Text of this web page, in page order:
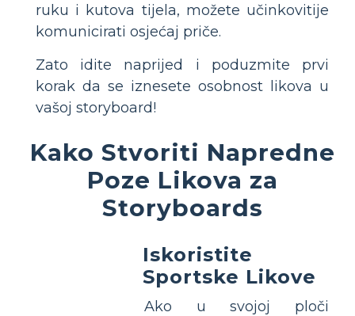
ruku i kutova tijela, možete učinkovitije
komunicirati osjećaj priče.
Zato idite naprijed i poduzmite prvi
korak da se iznesete osobnost likova u
vašoj storyboard!
Kako Stvoriti Napredne
Poze Likova za
Storyboards
Iskoristite
Sportske Likove
Ako u svojoj ploči